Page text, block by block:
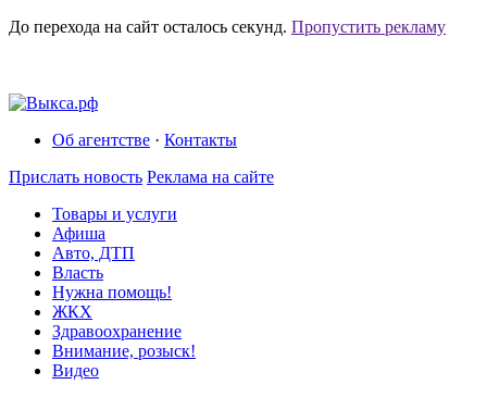
До перехода на сайт осталось секунд. Пропустить рекламу
Об агентстве · Контакты
Прислать новость Реклама на сайте
Товары и услуги
Афиша
Авто, ДТП
Власть
Нужна помощь!
ЖКХ
Здравоохранение
Внимание, розыск!
Видео